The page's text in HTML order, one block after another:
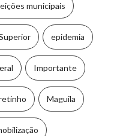
municipais
epidemia
Importante
Maguila